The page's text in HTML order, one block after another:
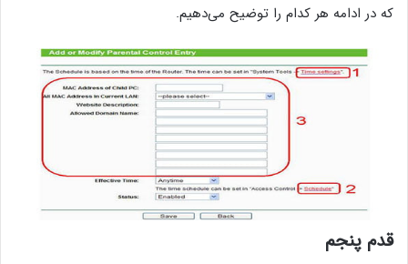
که در ادامه هر کدام را توضیح می‌دهیم.
قدم پنجم